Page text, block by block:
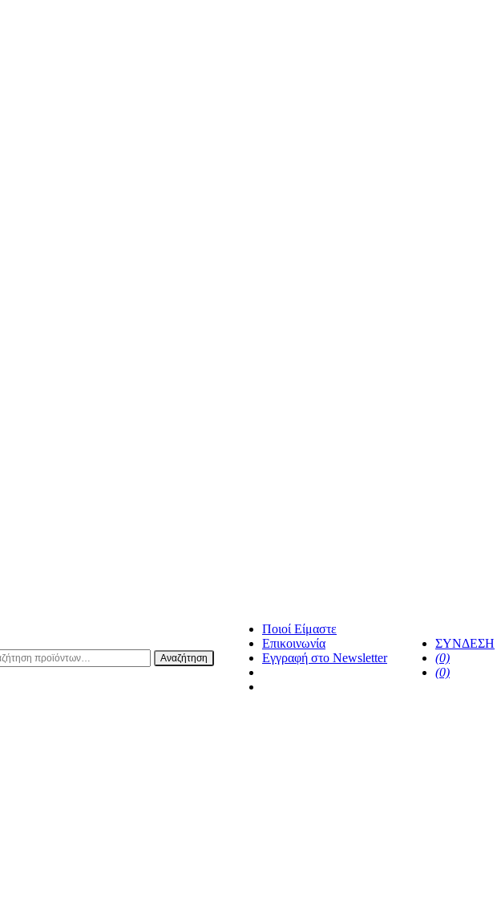
Αναζήτηση
Ποιοί Είμαστε
Επικοινωνία
Εγγραφή στο Newsletter
ΣΥΝΔΕΣΗ
(0)
(0)